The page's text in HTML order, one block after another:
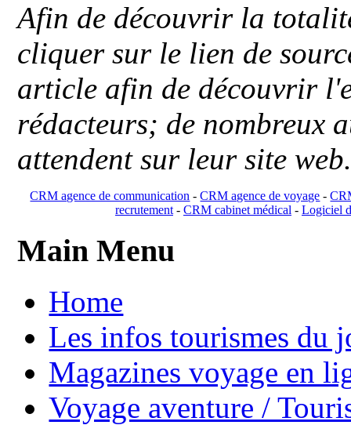
Afin de découvrir la
cliquer sur le lien de
article afin de découvrir
rédacteurs; de nombreux
attendent sur leur site
CRM agence de communication -CRM agence de voyage -
recrutement- CRM cabinet médical- Logiciel
Main Menu
Home
Les infos tourismes du
Magazines voyage en
Voyage aventure /